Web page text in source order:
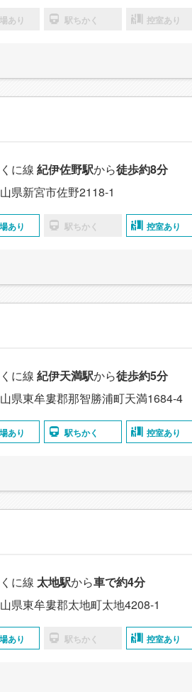
あり 駅ちかく 控室あり
に線 紀伊佐野駅から徒歩約8分
県新宮市佐野2118-1
あり 駅ちかく 控室あり
に線 紀伊天満駅から徒歩約5分
県東牟婁郡那智勝浦町天満1684-4
あり 駅ちかく 控室あり
に線 太地駅から車で約4分
県東牟婁郡太地町太地4208-1
あり 駅ちかく 控室あり